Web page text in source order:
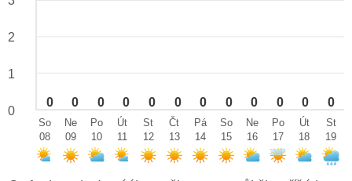
0 0 0 0 0 0 0 0 0 0 0 0
2
1
0
So
08
Ne
09
Po
10
Út
11
St
12
Čt
13
Pá
14
So
15
Ne
16
Po
17
Út
18
St
19